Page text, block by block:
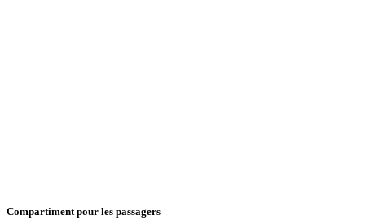
Compartiment pour les passagers